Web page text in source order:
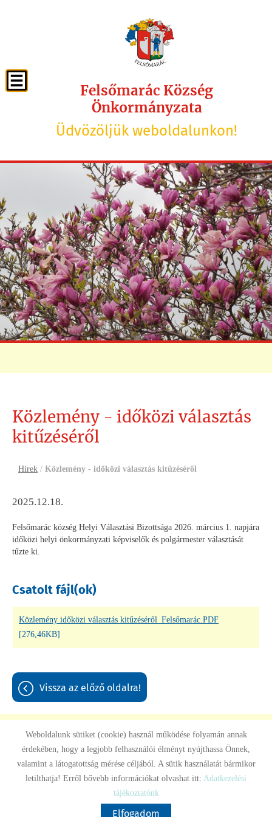
Felsőmarác Község
Önkormányzata
Üdvözöljük weboldalunkon!
Közlemény - időközi választás
kitűzéséről
Hírek / Közlemény - időközi választás kitűzéséről
2025.12.18.
Felsőmarác község Helyi Választási Bizottsága 2026. március 1. napjára
időközi helyi önkormányzati képviselők és polgármester választását
tűzte ki.
Csatolt fájl(ok)
Közlemény időközi választás kitűzéséről_Felsőmarác.PDF
[276,46KB]
vissza az előző oldalra!
Oldal információk Adatkezelési tájékoztató Impresszum
Elfogadom
Weboldalunk sütiket (cookie) használ működése folyamán annak
érdekében, hogy a legjobb felhasználói élményt nyújthassa Önnek,
valamint a látogatottság mérése céljából. A sütik használatát bármikor
letilthatja! Erről bővebb információkat olvashat itt: Adatkezelési
tájékoztatónk